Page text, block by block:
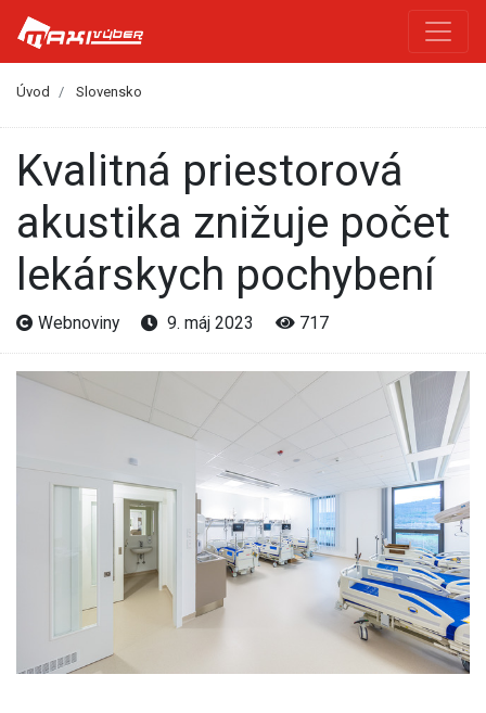
Úvod Slovensko
Kvalitná priestorová
akustika znižuje počet
lekárskych pochybení
Webnoviny 9. máj 2023 717